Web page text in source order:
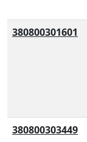
380800301601
380800303449